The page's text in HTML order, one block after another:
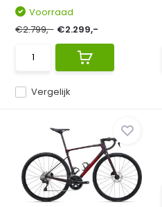
Vergelijk
Voorraad
€2.799,- €2.299,-